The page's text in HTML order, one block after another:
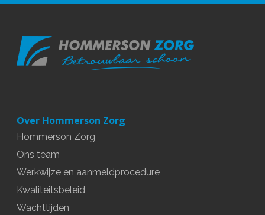
Over Hommerson Zorg
Hommerson Zorg
Ons team
Werkwijze en aanmeldprocedure
Kwaliteitsbeleid
Wachttijden